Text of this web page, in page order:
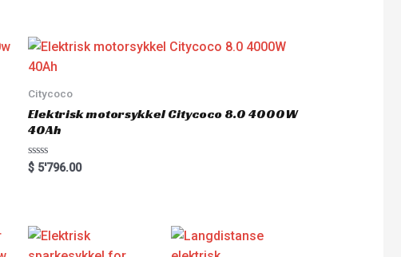
Citycoco
Elektrisk motorsykkel Citycoco 8.0 4000W
40Ah
Rated
0
$ 5'796.00